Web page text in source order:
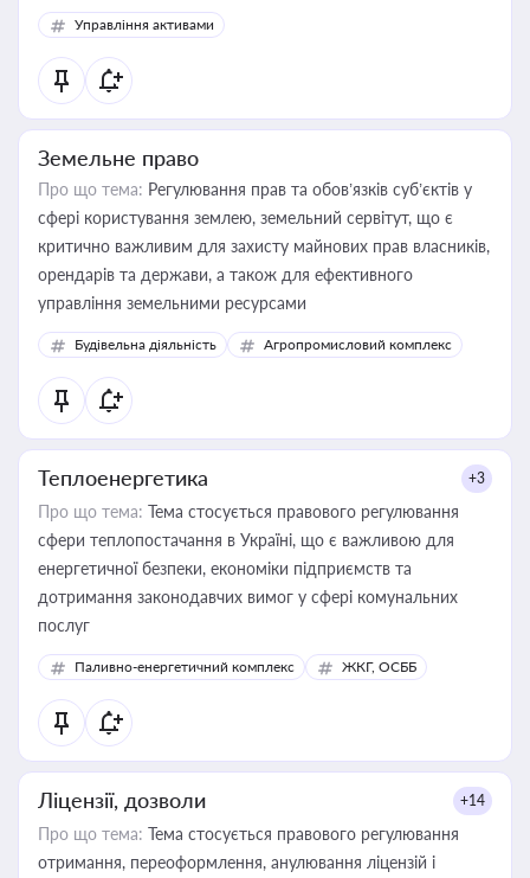
Управління активами
Земельне право
Про що тема: Регулювання прав та обов’язків суб’єктів у
сфері користування землею, земельний сервітут, що є
критично важливим для захисту майнових прав власників,
орендарів та держави, а також для ефективного
управління земельними ресурсами
Будівельна діяльність Агропромисловий комплекс
Теплоенергетика +3
Про що тема: Тема стосується правового регулювання
сфери теплопостачання в Україні, що є важливою для
енергетичної безпеки, економіки підприємств та
дотримання законодавчих вимог у сфері комунальних
послуг
Паливно-енергетичний комплекс ЖКГ, ОСББ
Ліцензії, дозволи +14
Про що тема: Тема стосується правового регулювання
отримання, переоформлення, анулювання ліцензій і